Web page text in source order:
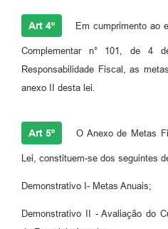
Art 4º Em cumprimento ao
Complementar n° 101, de
Responsabilidade Fiscal, as
anexo II desta lei.
Art 5º O Anexo de Metas
Lei, constituem-se dos seguintes
Demonstrativo I- Metas Anuais;
Demonstrativo II - Avaliação do